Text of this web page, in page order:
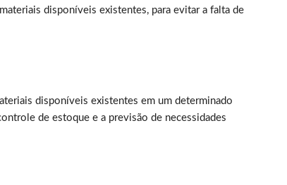
disponíveis existentes, para evitar a falta de
disponíveis existentes em um determinado
de estoque e a previsão de necessidades